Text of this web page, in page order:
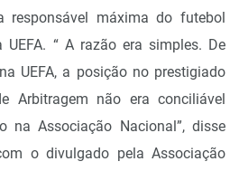
responsável máxima do futebol
“ A razão era simples. De
UEFA, a posição no prestigiado
Arbitragem não era conciliável
Associação Nacional”, disse
o divulgado pela Associação